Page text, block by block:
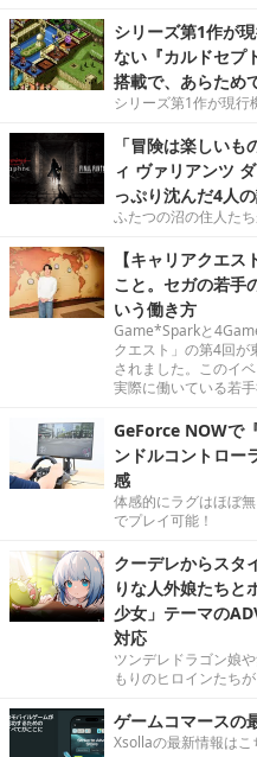
シリーズ第1作が
ない『カルドセプ
搭載で、あらため
シリーズ第1作が現行
「冒険は楽しい
ィ ヴァリアンツ
っぷり沈んだ4人
ふたつの沼の住人たち
【キャリアクエ
こと。セガの若手
いう働き方
Game*Sparkと
クエスト」の第4回が
されました。このイ
実際に働いている若
GeForce NOWで
ンドルコントロー
感
体感的にラグはほぼ
でプレイ可能！
クーデレからスタ
りな人外娘たちと
少女」テーマの
対応
ツンデレドラゴン娘
もりのヒロインたちが
ゲームコマースの
Xsollaの最新情報はこ